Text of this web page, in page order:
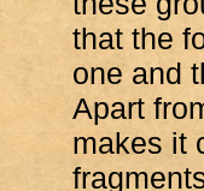
that the
one and
Apart
makes it